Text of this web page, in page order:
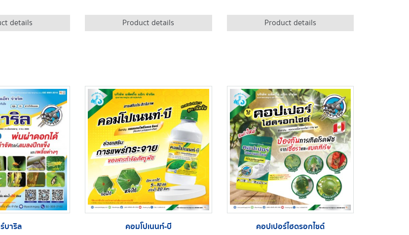
details Product details Product details
บาริล คอมโปเนนท์-บี คอปเปอร์ไฮดรอกไซด์